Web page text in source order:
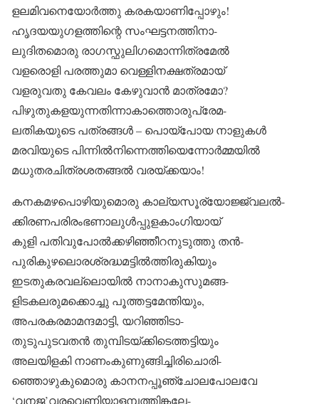
ളലമിവനെയോർത്തു കരകയാണിപ്പോഴും!
ഹൃദയയുഗളത്തിന്റെ സംഘട്ടനത്തിനാ-
ലുദിതമൊരു രാഗസ്ഫുലിഗമൊന്നിത്രമേൽ
വളരൊളി പരത്തുമാ വെള്ളിനക്ഷത്രമായ്
വളരുവതു കേവലം കേഴുവാൻ മാത്രമോ?
പിഴുതുകളയുന്നതിന്നാകാത്തൊരുപ്രേമ-
ലതികയുടെ പത്രങ്ങൾ – പൊയ്‌പോയ നാളുകൾ
മരവിയുടെ പിന്നിൽനിന്നെത്തിയെന്നോർമ്മയിൽ
മധുതരചിത്രശതങ്ങൽ വരയ്ക്കയാം!
കനകമഴപൊഴിയുമൊരു കാല്യസൂര്യോജ്ജ്വലൽ-
ക്കിരണപരിരംഭണാലുൾപ്പുളകാംഗിയായ്
കുളി പതിവുപോൽക്കഴിഞ്ഞീറനുടുത്തു തൻ-
പുരികുഴലൊരശ്രദ്ധമട്ടിൽത്തിരുകിയും
ഇടതുകരവല്ലൊയിൽ നാനാകുസുമങ്ങ-
ളിടകലരുമക്കൊച്ചു പൂത്തട്ടമേന്തിയും,
അപരകരമാമന്ദമാട്ടി, യറിഞ്ഞിടാ-
തുടുപുടവതൻ തുമ്പിടയ്ക്കിടെത്തട്ടിയും
അലയിളകി നാണംകുണുങ്ങിച്ചിരിചൊരി-
ഞ്ഞൊഴുകുമൊരു കാനനപ്പൂഞ്ചോലപോലവേ
‘വനജ’വരവെണിയാളമ്പത്തിങ്കലേ-